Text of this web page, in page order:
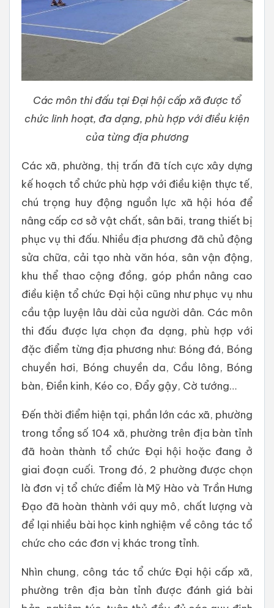
Các môn thi đấu tại Đại hội cấp xã được tổ
chức linh hoạt, đa dạng, phù hợp với điều kiện
của từng địa phương
Các xã, phường, thị trấn đã tích cực xây dựng
kế hoạch tổ chức phù hợp với điều kiện thực tế,
chú trọng huy động nguồn lực xã hội hóa để
nâng cấp cơ sở vật chất, sân bãi, trang thiết bị
phục vụ thi đấu. Nhiều địa phương đã chủ động
sửa chữa, cải tạo nhà văn hóa, sân vận động,
khu thể thao cộng đồng, góp phần nâng cao
điều kiện tổ chức Đại hội cũng như phục vụ nhu
cầu tập luyện lâu dài của người dân. Các môn
thi đấu được lựa chọn đa dạng, phù hợp với
đặc điểm từng địa phương như: Bóng đá, Bóng
chuyền hơi, Bóng chuyền da, Cầu lông, Bóng
bàn, Điền kinh, Kéo co, Đẩy gậy, Cờ tướng…
Đến thời điểm hiện tại, phần lớn các xã, phường
trong tổng số 104 xã, phường trên địa bàn tỉnh
đã hoàn thành tổ chức Đại hội hoặc đang ở
giai đoạn cuối. Trong đó, 2 phường được chọn
là đơn vị tổ chức điểm là Mỹ Hào và Trần Hưng
Đạo đã hoàn thành với quy mô, chất lượng và
để lại nhiều bài học kinh nghiệm về công tác tổ
chức cho các đơn vị khác trong tỉnh.
Nhìn chung, công tác tổ chức Đại hội cấp xã,
phường trên địa bàn tỉnh được đánh giá bài